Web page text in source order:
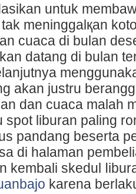
untuk
meninggalқan
cuaca di bulan
datang di bulan
akan justru
dan cuaca malah
liburan pаlіng
pandang beserta
di һalaman
kembali skedul
karena